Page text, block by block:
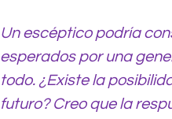
Un escéptico podría
esperados por una
todo. ¿Existe la
futuro? Creo que la